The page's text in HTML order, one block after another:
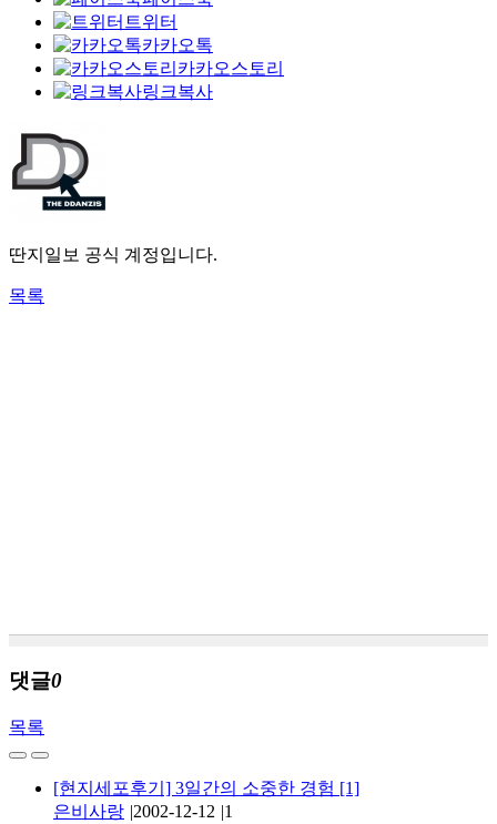
트위터
카카오톡
카카오스토리
링크복사
딴지일보 공식 계정입니다.
목록
댓글0
목록
[현지세포후기] 3일간의 소중한 경험 [1]
은비사랑 |2002-12-12 |1